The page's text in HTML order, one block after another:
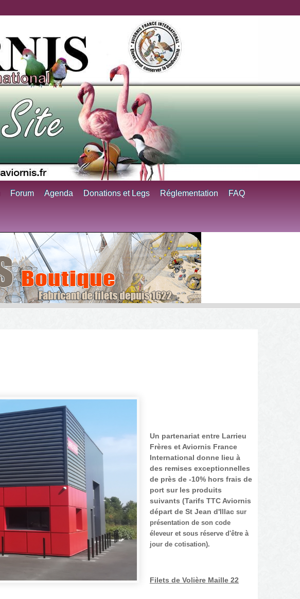
Forum Agenda Donations et Legs Réglementation FAQ
Un partenariat entre Larrieu
Frères et Aviornis France
International donne lieu à
des remises exceptionnelles
de près de -10% hors frais de
port sur les produits
suivants (Tarifs TTC Aviornis
départ de St Jean d'Illac sur
présentation de son code
éleveur et sous réserve d'être à
jour de cotisation).
Filets de Volière Maille 22